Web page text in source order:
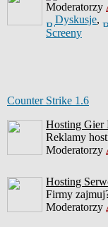
Moderatorzy
Dyskusje,
Screeny
Counter Strike 1.6
Hosting Gier
Reklamy
Moderatorzy
Hosting
Firmy
Moderatorzy